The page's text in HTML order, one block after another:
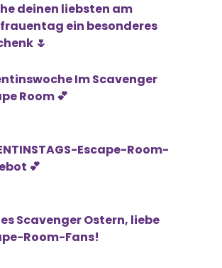
deinen liebsten am
ein besonderes
🌷
Im Scavenger
Room 💕
Escape-Room-
💕
Scavenger Ostern, liebe
Room-Fans!